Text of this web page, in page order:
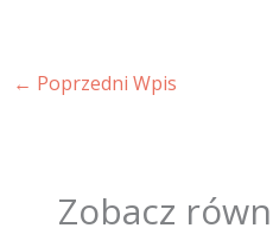
← Poprzedni Wpis
Zobacz